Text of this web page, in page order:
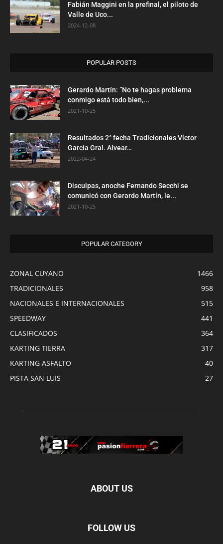
Fabián Maggini en la prefinal, el piloto de
Valle de Uco...
2024-12-08
POPULAR POSTS
Gerardo Martín: ”No te hagas problema
conmigo está todo bien,...
2021-10-25
Resultados 2° fecha Tradicionales Víctor
García Gral. Alvear…
2022-04-24
Disculpas, anoche Fernando Secchi se
comunicó con Gerardo Martín, le...
2021-10-25
POPULAR CATEGORY
ZONAL CUYANO
1466
TRADICIONALES
958
NACIONALES E INTERNACIONALES
515
SPEEDWAY
441
CLASIFICADOS
364
KARTING TIERRA
317
KARTING ASFALTO
40
PISTA SAN LUIS
27
ABOUT US
FOLLOW US